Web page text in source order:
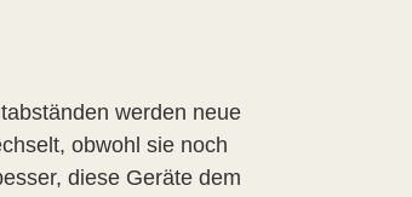
werden neue
obwohl sie noch
diese Geräte dem